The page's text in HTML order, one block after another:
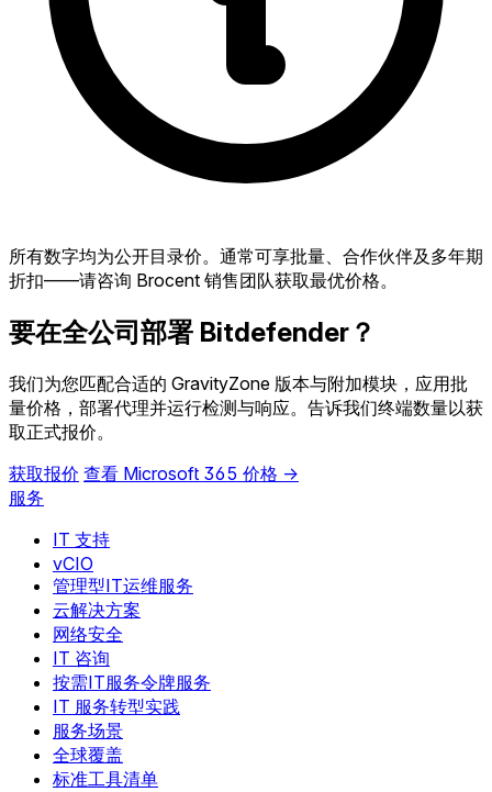
所有数字均为公开目录价。通常可享批量、合作伙伴及多年期
折扣——请咨询 Brocent 销售团队获取最优价格。
要在全公司部署 Bitdefender？
我们为您匹配合适的 GravityZone 版本与附加模块，应用批
量价格，部署代理并运行检测与响应。告诉我们终端数量以获
取正式报价。
获取报价 查看 Microsoft 365 价格 →
服务
IT 支持
vCIO
管理型IT运维服务
云解决方案
网络安全
IT 咨询
按需IT服务令牌服务
IT 服务转型实践
服务场景
全球覆盖
标准工具清单